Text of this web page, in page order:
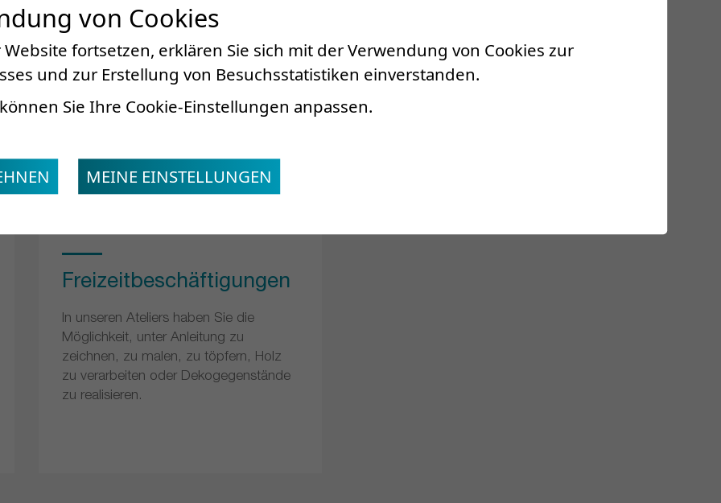
Freizeitbeschäftigungen
In unseren Ateliers haben Sie die
Möglichkeit, unter Anleitung zu
zeichnen, zu malen, zu töpfern, Holz
zu verarbeiten oder Dekogegenstände
zu realisieren.
von Cookies
fortsetzen, erklären Sie sich mit der Verwendung von Cookies zur
und zur Erstellung von Besuchsstatistiken einverstanden.
Sie Ihre Cookie-Einstellungen anpassen.
MEINE EINSTELLUNGEN